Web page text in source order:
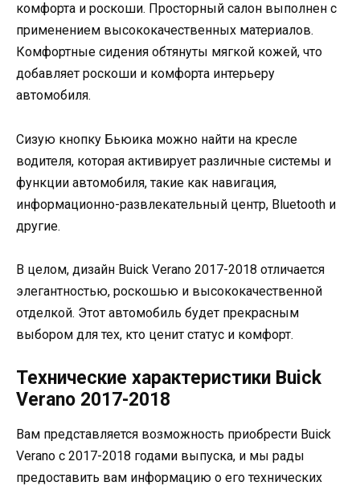
комфорта и роскоши. Просторный салон выполнен с
применением высококачественных материалов.
Комфортные сидения обтянуты мягкой кожей, что
добавляет роскоши и комфорта интерьеру
автомобиля.
Сизую кнопку Бьюика можно найти на кресле
водителя, которая активирует различные системы и
функции автомобиля, такие как навигация,
информационно-развлекательный центр, Bluetooth и
другие.
В целом, дизайн Buick Verano 2017-2018 отличается
элегантностью, роскошью и высококачественной
отделкой. Этот автомобиль будет прекрасным
выбором для тех, кто ценит статус и комфорт.
Технические характеристики Buick
Verano 2017-2018
Вам представляется возможность приобрести Buick
Verano с 2017-2018 годами выпуска, и мы рады
предоставить вам информацию о его технических